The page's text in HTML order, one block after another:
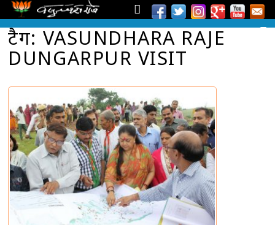
टैग: VASUNDHARA RAJE
DUNGARPUR VISIT